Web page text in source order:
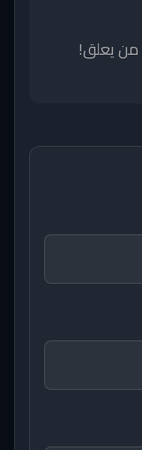
من يعلق!